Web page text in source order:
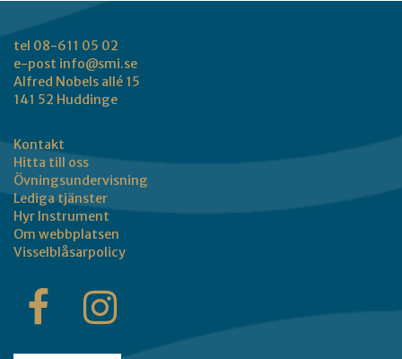
tel 08-611 05 02
e-post info@smi.se
Alfred Nobels allé 15
141 52 Huddinge
Kontakt
Hitta till oss
Övningsundervisning
Lediga tjänster
Hyr Instrument
Om webbplatsen
Visselblåsarpolicy